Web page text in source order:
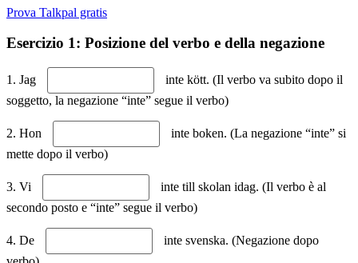
Prova Talkpal gratis
Esercizio 1: Posizione del verbo e della negazione
1. Jag
inte kött. (Il verbo va subito dopo il
soggetto, la negazione “inte” segue il verbo)
2. Hon
inte boken. (La negazione “inte” si
mette dopo il verbo)
3. Vi
inte till skolan idag. (Il verbo è al
secondo posto e “inte” segue il verbo)
4. De
inte svenska. (Negazione dopo